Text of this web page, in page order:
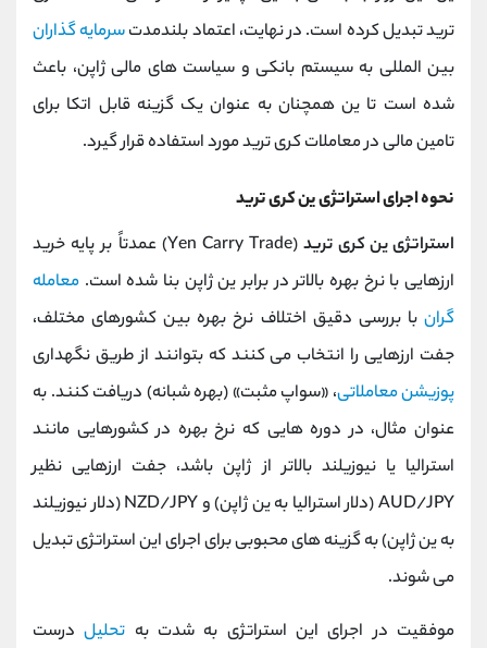
ترید تبدیل کرده است. در نهایت، اعتماد بلندمدتسرمایه‌ گذاران
بین‌ المللی به سیستم بانکی و سیاست‌ های مالی ژاپن، باعث
شده است تا ین همچنان به عنوان یک گزینه قابل اتکا برای
تامین مالی در معاملات کری ترید مورد استفاده قرار گیرد.
نحوه اجرای استراتژی ین کری ترید
استراتژی ین کری ترید
(Yen Carry Trade) عمدتاً بر پایه خرید
ارزهایی با نرخ بهره بالاتر در برابر ین ژاپن بنا شده است. معامله‌
گران با بررسی دقیق اختلاف نرخ بهره بین کشورهای مختلف،
جفت ‌ارزهایی را انتخاب می‌ کنند که بتوانند از طریق نگهداری
پوزیشن معاملاتی، «سواپ مثبت» (بهره شبانه) دریافت کنند. به
عنوان مثال، در دوره‌ هایی که نرخ بهره در کشورهایی مانند
استرالیا یا نیوزیلند بالاتر از ژاپن باشد، جفت ‌ارزهایی نظیر
AUD/JPY (دلار استرالیا به ین ژاپن) و NZD/JPY (دلار نیوزیلند
به ین ژاپن) به گزینه ‌های محبوبی برای اجرای این استراتژی تبدیل
می‌ شوند.
موفقیت در اجرای این استراتژی به شدت به تحلیلدرست